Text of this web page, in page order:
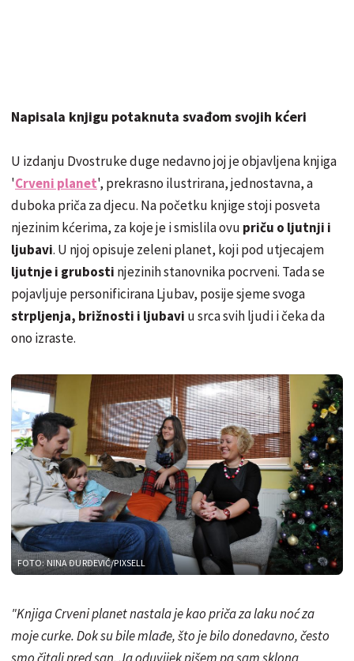
Napisala knjigu potaknuta svađom svojih kćeri
U izdanju Dvostruke duge nedavno joj je objavljena knjiga
'Crveni planet', prekrasno ilustrirana, jednostavna, a
duboka priča za djecu. Na početku knjige stoji posveta
njezinim kćerima, za koje je i smislila ovu priču o ljutnji i
ljubavi. U njoj opisuje zeleni planet, koji pod utjecajem
ljutnje i grubosti njezinih stanovnika pocrveni. Tada se
pojavljuje personificirana Ljubav, posije sjeme svoga
strpljenja, brižnosti i ljubavi u srca svih ljudi i čeka da
ono izraste.
FOTO: NINA ĐURĐEVIĆ/PIXSELL
"Knjiga Crveni planet nastala je kao priča za laku noć za
moje curke. Dok su bile mlađe, što je bilo donedavno, često